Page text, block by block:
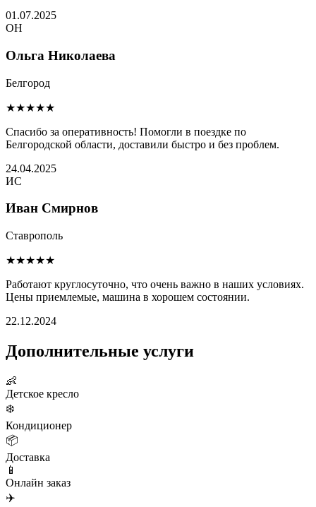
01.07.2025
ОН
Ольга Николаева
Белгород
★★★★★
Спасибо за оперативность! Помогли в поездке по
Белгородской области, доставили быстро и без проблем.
24.04.2025
ИС
Иван Смирнов
Ставрополь
★★★★★
Работают круглосуточно, что очень важно в наших условиях.
Цены приемлемые, машина в хорошем состоянии.
22.12.2024
Дополнительные услуги
👶
Детское кресло
❄️
Кондиционер
📦
Доставка
📱
Онлайн заказ
✈️